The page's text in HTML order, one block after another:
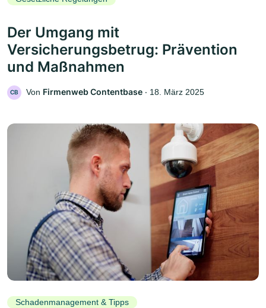
Der Umgang mit
Versicherungsbetrug: Prävention
und Maßnahmen
CB Von Firmenweb Contentbase ‧ 18. März 2025
Schadenmanagement & Tipps